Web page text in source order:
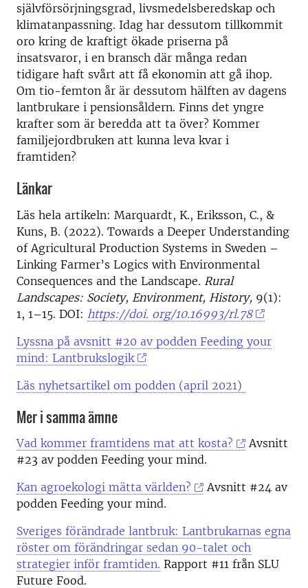
självförsörjningsgrad, livsmedelsberedskap och
klimatanpassning. Idag har dessutom tillkommit
oro kring de kraftigt ökade priserna på
insatsvaror, i en bransch där många redan
tidigare haft svårt att få ekonomin att gå ihop.
Om tio-femton år är dessutom hälften av dagens
lantbrukare i pensionsåldern. Finns det yngre
krafter som är beredda att ta över? Kommer
familjejordbruken att kunna leva kvar i
framtiden?
Länkar
Läs hela artikeln: Marquardt, K., Eriksson, C., &
Kuns, B. (2022). Towards a Deeper Understanding
of Agricultural Production Systems in Sweden –
Linking Farmer’s Logics with Environmental
Consequences and the Landscape. Rural
Landscapes: Society, Environment, History, 9(1):
1, 1–15. DOI: https://doi. org/10.16993/rl.78
Lyssna på avsnitt #20 av podden Feeding your
mind: Lantbrukslogik
Läs nyhetsartikel om podden (april 2021)
Mer i samma ämne
Vad kommer framtidens mat att kosta?
Avsnitt
#23 av podden Feeding your mind.
Kan agroekologi mätta världen?
Avsnitt #24 av
podden Feeding your mind.
Sveriges förändrade lantbruk: Lantbrukarnas egna
röster om förändringar sedan 90-talet och
strategier inför framtiden. Rapport #11 från SLU
Future Food.